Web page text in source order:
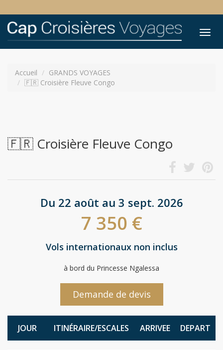
Accueil
GRANDS VOYAGES
🇫🇷 Croisière Fleuve Congo
🇫🇷 Croisière Fleuve Congo
Du 22 août au 3 sept. 2026
7 350 €
Vols internationaux non inclus
à bord du Princesse Ngalessa
Demande de devis
JOUR ITINÉRAIRE/ESCALES ARRIVEE DEPART